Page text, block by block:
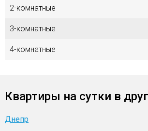
2-комнатные
3-комнатные
4-комнатные
Квартиры на сутки в
Днепр